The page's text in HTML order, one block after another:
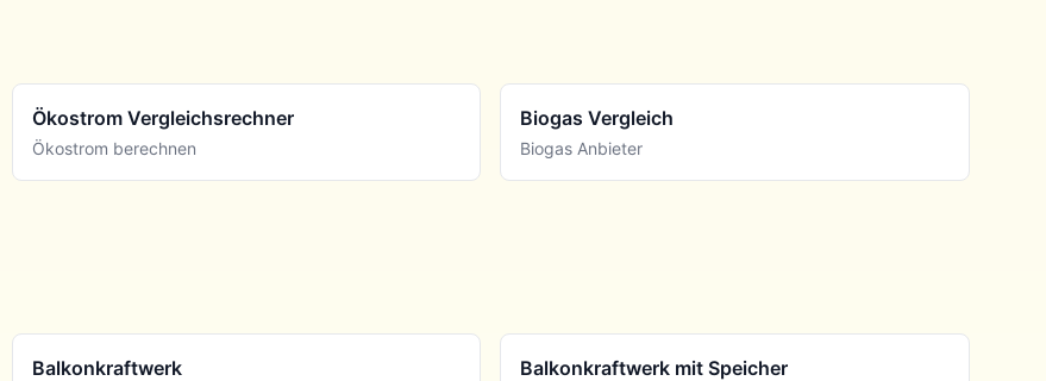
Ökostrom Vergleichsrechner
Ökostrom berechnen
Biogas Vergleich
Biogas Anbieter
Balkonkraftwerk Balkonkraftwerk mit Speicher